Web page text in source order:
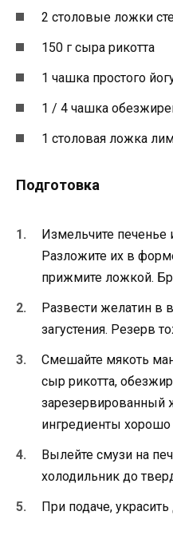
2 столовые ложки
150 г сыра рикотта
1 чашка простого
1 / 4 чашка
1 столовая ложка
Подготовка
Измельчите печенье
Разложите их в
прижмите ложкой.
Развести желатин в
загустения. Резерв
Смешайте мякоть
сыр рикотта,
зарезервированный
ингредиенты
Вылейте смузи на
холодильник до
При подаче,